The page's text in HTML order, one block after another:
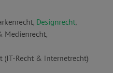
, Designrecht,
Medienrecht,
Recht & Internetrecht)